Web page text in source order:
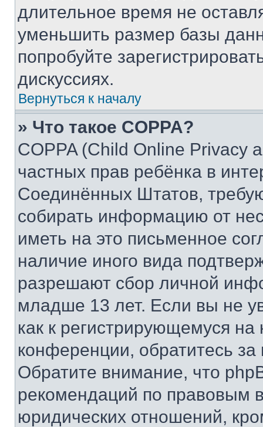
длительное время не
уменьшить размер базы
попробуйте
дискуссиях.
Вернуться к началу
» Что такое COPPA?
COPPA (Child Online Privacy
частных прав ребёнка в
Соединённых Штатов,
собирать информацию от
иметь на это письменное
наличие иного вида
разрешают сбор личной
младше 13 лет. Если вы не
как к регистрирующемуся
конференции, обратитесь
Обратите внимание, что
рекомендаций по правовым
юридических отношений,